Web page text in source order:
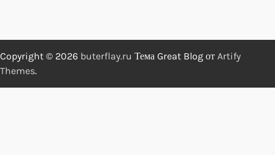
Copyright © 2026 buterflay.ru Тема Great Blog от Artify
Themes.